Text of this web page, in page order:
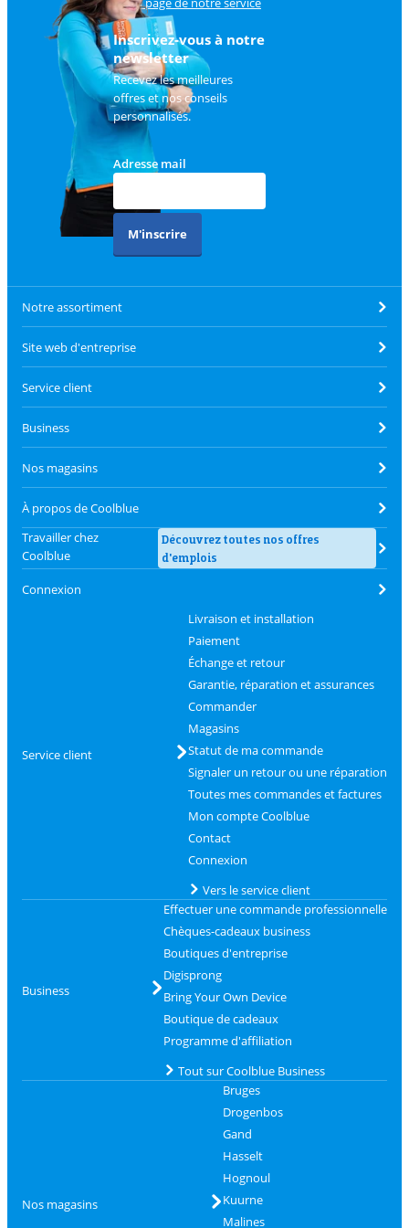
client.
Inscrivez-vous à notre
newsletter
Recevez les meilleures
offres et nos conseils
personnalisés.
Adresse mail
M'inscrire
Notre assortiment
Site web d'entreprise
Service client
Business
Nos magasins
À propos de Coolblue
Travailler chez
Coolblue
Découvrez toutes nos offres
d'emplois
Connexion
Service client
Livraison et installation
Paiement
Échange et retour
Garantie, réparation et assurances
Commander
Magasins
Statut de ma commande
Signaler un retour ou une réparation
Toutes mes commandes et factures
Mon compte Coolblue
Contact
Connexion
Vers le service client
Business
Effectuer une commande professionnelle
Chèques-cadeaux business
Boutiques d'entreprise
Digisprong
Bring Your Own Device
Boutique de cadeaux
Programme d'affiliation
Tout sur Coolblue Business
Nos magasins
Bruges
Drogenbos
Gand
Hasselt
Hognoul
Kuurne
Malines